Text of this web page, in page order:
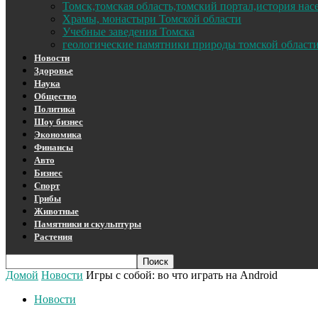
Томск,томская область,томский портал,история
Храмы, монастыри Томской области
Учебные заведения Томска
геологические памятники природы томской области
Новости
Здоровье
Наука
Общество
Политика
Шоу бизнес
Экономика
Финансы
Авто
Бизнес
Спорт
Грибы
Животные
Памятники и скульптуры
Растения
Домой Новости Игры с собой: во что играть на Android
Новости